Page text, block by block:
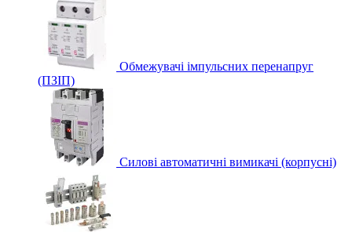
Обмежувачі імпульсних перенапруг
(ПЗІП)
Силові автоматичні вимикачі (корпусні)